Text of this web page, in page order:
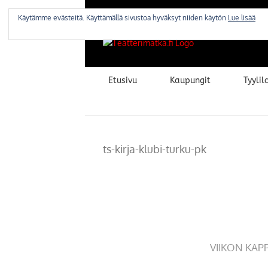
Etusivu Kaupungit
ts-kirja-klubi-turku-pk
VIIKON
Käytämme evästeitä. Käyttämällä sivustoa hyväksyt niiden käytön Lue lisää